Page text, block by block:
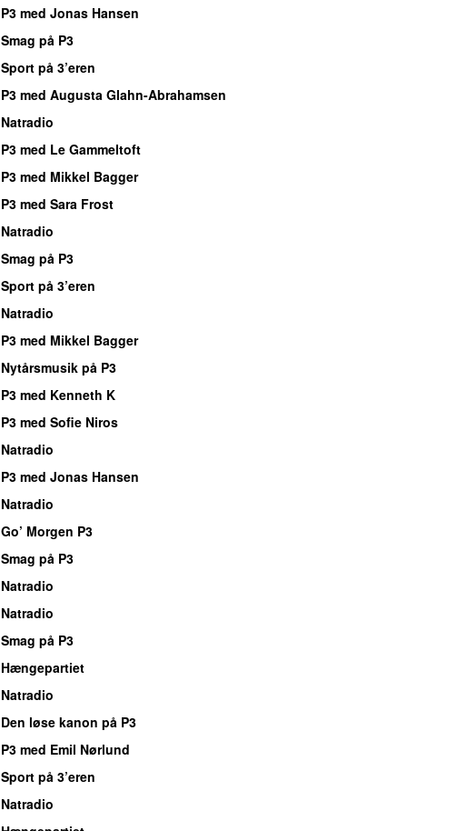
P3 med Jonas Hansen
Smag på P3
Sport på 3’eren
P3 med Augusta Glahn-Abrahamsen
Natradio
P3 med Le Gammeltoft
P3 med Mikkel Bagger
P3 med Sara Frost
Natradio
Smag på P3
Sport på 3’eren
Natradio
P3 med Mikkel Bagger
Nytårsmusik på P3
P3 med Kenneth K
P3 med Sofie Niros
Natradio
P3 med Jonas Hansen
Natradio
Go’ Morgen P3
Smag på P3
Natradio
Natradio
Smag på P3
Hængepartiet
Natradio
Den løse kanon på P3
P3 med Emil Nørlund
Sport på 3’eren
Natradio